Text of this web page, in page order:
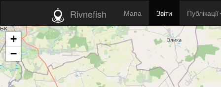
Rivnefish Мапа Звіти Публікації
+
−